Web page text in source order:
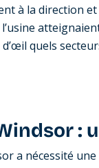
à la direction
quels
:
a nécessité